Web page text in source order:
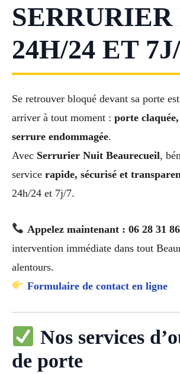
24H/24 ET
Se retrouver bloqué devant sa porte
arriver à tout moment : porte
serrure endommagée.
Avec Serrurier Nuit Beaurecueil,
service rapide, sécurisé et
24h/24 et 7j/7.
Appelez maintenant : 06 28 31
intervention immédiate dans tout
alentours.
Formulaire de contact en ligne
Nos services
de porte